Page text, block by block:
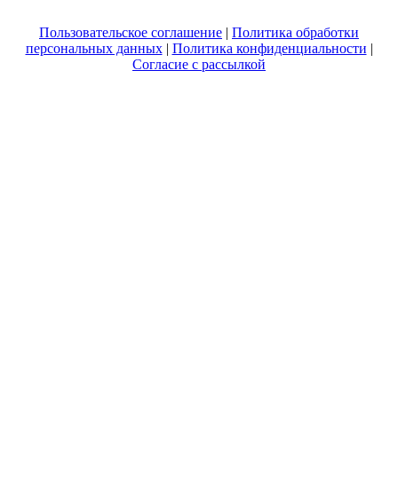
Пользовательское соглашение | Политика обработки
персональных данных| Политика конфиденциальности |
Согласие с рассылкой